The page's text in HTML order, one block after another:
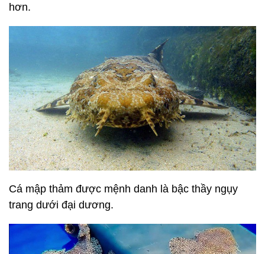
hơn.
Cá mập thảm được mệnh danh là bậc thầy ngụy
trang dưới đại dương.